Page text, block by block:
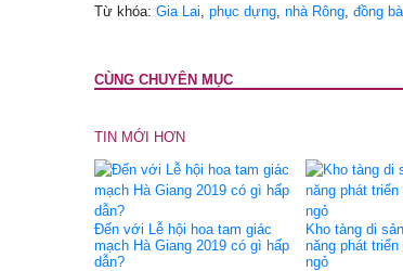
Từ khóa: Gia Lai, phục dựng, nhà Rông, đồng
CÙNG CHUYÊN MỤC
TIN MỚI HƠN
Đến với Lễ hội hoa tam giác
mạch Hà Giang 2019 có gì hấp
dẫn?
Kho tàng di
năng phát
ngỏ